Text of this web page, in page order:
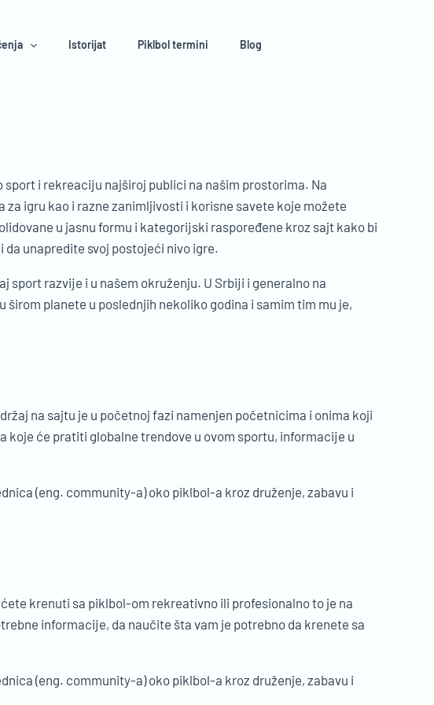
Istorijat Piklbol termini Blog
i rekreaciju najširoj publici na našim prostorima. Na
igru kao i razne zanimljivosti i korisne savete koje možete
u jasnu formu i kategorijski raspoređene kroz sajt kako bi
unapredite svoj postojeći nivo igre.
razvije i u našem okruženju. U Srbiji i generalno na
planete u poslednjih nekoliko godina i samim tim mu je,
na sajtu je u početnoj fazi namenjen početnicima i onima koji
koje će pratiti globalne trendove u ovom sportu, informacije u
(eng. community-a) oko piklbol-a kroz druženje, zabavu i
krenuti sa piklbol-om rekreativno ili profesionalno to je na
informacije, da naučite šta vam je potrebno da krenete sa
(eng. community-a) oko piklbol-a kroz druženje, zabavu i